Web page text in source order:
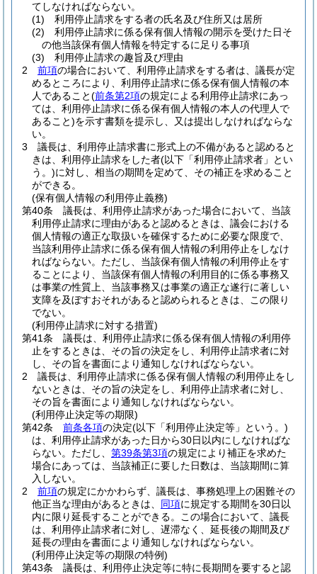
てしなければならない。
(1)
利用停止請求をする者の氏名及び住所又は居所
(2)
利用停止請求に係る保有個人情報の開示を受けた日そ
の他当該保有個人情報を特定するに足りる事項
(3)
利用停止請求の趣旨及び理由
2
前項の場合において、利用停止請求をする者は、議長が定
めるところにより、利用停止請求に係る保有個人情報の本
人であること(前条第2項の規定による利用停止請求にあっ
ては、利用停止請求に係る保有個人情報の本人の代理人で
あること)を示す書類を提示し、又は提出しなければならな
い。
3
議長は、利用停止請求書に形式上の不備があると認めると
きは、利用停止請求をした者(以下「利用停止請求者」とい
う。)に対し、相当の期間を定めて、その補正を求めること
ができる。
(保有個人情報の利用停止義務)
第40条
議長は、利用停止請求があった場合において、当該
利用停止請求に理由があると認めるときは、議会における
個人情報の適正な取扱いを確保するために必要な限度で、
当該利用停止請求に係る保有個人情報の利用停止をしなけ
ればならない。 ただし、当該保有個人情報の利用停止をす
ることにより、当該保有個人情報の利用目的に係る事務又
は事業の性質上、当該事務又は事業の適正な遂行に著しい
支障を及ぼすおそれがあると認められるときは、この限り
でない。
(利用停止請求に対する措置)
第41条
議長は、利用停止請求に係る保有個人情報の利用停
止をするときは、その旨の決定をし、利用停止請求者に対
し、その旨を書面により通知しなければならない。
2
議長は、利用停止請求に係る保有個人情報の利用停止をし
ないときは、その旨の決定をし、利用停止請求者に対し、
その旨を書面により通知しなければならない。
(利用停止決定等の期限)
第42条
前条各項の決定(以下「利用停止決定等」という。)
は、利用停止請求があった日から30日以内にしなければな
らない。 ただし、 第39条第3項の規定により補正を求めた
場合にあっては、当該補正に要した日数は、当該期間に算
入しない。
2
前項の規定にかかわらず、議長は、事務処理上の困難その
他正当な理由があるときは、 同項に規定する期間を30日以
内に限り延長することができる。
この場合において、議長
は、利用停止請求者に対し、遅滞なく、延長後の期間及び
延長の理由を書面により通知しなければならない。
(利用停止決定等の期限の特例)
第43条
議長は、利用停止決定等に特に長期間を要すると認